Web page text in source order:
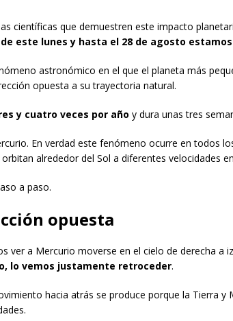
científicas que demuestren este impacto
este lunes y hasta el 28 de agosto
astronómico en el que el planeta más
opuesta a su trayectoria natural.
y cuatro veces por año y dura unas tres
En verdad este fenómeno ocurre en todos
alrededor del Sol a diferentes velocidades
a paso.
opuesta
ver a Mercurio moverse en el cielo de derecha a
lo vemos justamente retroceder.
hacia atrás se produce porque la Tierra y